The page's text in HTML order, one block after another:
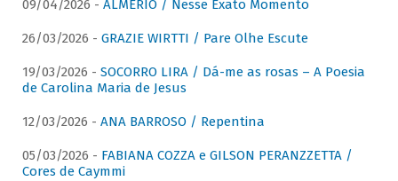
09/04/2026 - ALMÉRIO / Nesse Exato Momento
26/03/2026 - GRAZIE WIRTTI / Pare Olhe Escute
19/03/2026 - SOCORRO LIRA / Dá-me as rosas – A Poesia
de Carolina Maria de Jesus
12/03/2026 - ANA BARROSO / Repentina
05/03/2026 - FABIANA COZZA e GILSON PERANZZETTA /
Cores de Caymmi